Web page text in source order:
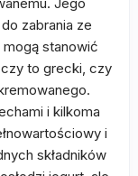
zabrania ze
stanowić
czy to grecki, czy
i kilkoma
i
składników